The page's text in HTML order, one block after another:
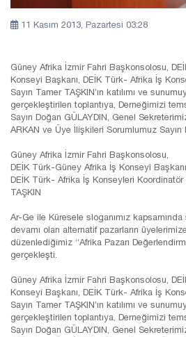
11 Kasım 2013, Pazartesi 03:28
Güney Afrika İzmir Fahri Başkonsolosu,
Konseyi Başkanı, DEİK Türk- Afrika İş
Sayın Tamer TAŞKIN’ın katılımı ve
gerçekleştirilen toplantıya, Derneğimizi
Sayın Doğan GÜLAYDIN, Genel
ARKAN ve Üye İlişkileri Sorumlumuz Sayın
Güney Afrika İzmir Fahri Başkonsolosu,
DEİK Türk-Güney Afrika İş Konseyi
DEİK Türk- Afrika İş Konseyleri Koordinatör
TAŞKIN
Ar-Ge ile Küresele sloganımız
devamı olan alternatif pazarların
düzenlediğimiz “Afrika Pazarı
gerçekleşti.
Güney Afrika İzmir Fahri Başkonsolosu,
Konseyi Başkanı, DEİK Türk- Afrika İş
Sayın Tamer TAŞKIN’ın katılımı ve
gerçekleştirilen toplantıya, Derneğimizi
Sayın Doğan GÜLAYDIN, Genel